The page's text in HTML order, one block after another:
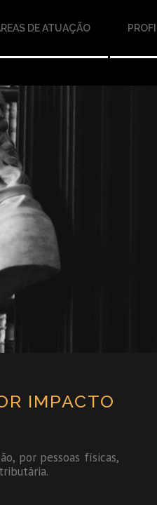
DE ATUAÇÃO
IMPACTO
por pessoas físicas,